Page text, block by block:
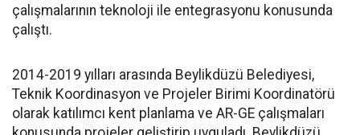
çalışmalarının teknoloji ile entegrasyonu konusunda
çalıştı.
2014-2019 yılları arasında Beylikdüzü Belediyesi,
Teknik Koordinasyon ve Projeler Birimi Koordinatörü
olarak katılımcı kent planlama ve AR-GE çalışmaları